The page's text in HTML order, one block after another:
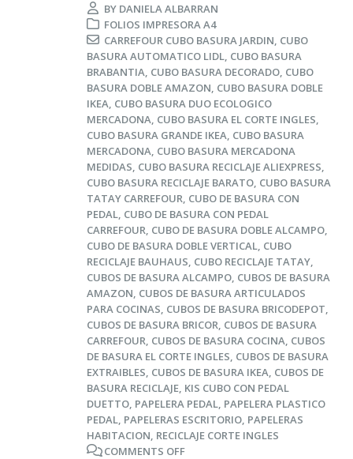
BY DANIELA ALBARRAN
FOLIOS IMPRESORA A4
CARREFOUR CUBO BASURA JARDIN, CUBO
BASURA AUTOMATICO LIDL, CUBO BASURA
BRABANTIA, CUBO BASURA DECORADO, CUBO
BASURA DOBLE AMAZON, CUBO BASURA DOBLE
IKEA, CUBO BASURA DUO ECOLOGICO
MERCADONA, CUBO BASURA EL CORTE INGLES,
CUBO BASURA GRANDE IKEA, CUBO BASURA
MERCADONA, CUBO BASURA MERCADONA
MEDIDAS, CUBO BASURA RECICLAJE ALIEXPRESS,
CUBO BASURA RECICLAJE BARATO, CUBO BASURA
TATAY CARREFOUR, CUBO DE BASURA CON
PEDAL, CUBO DE BASURA CON PEDAL
CARREFOUR, CUBO DE BASURA DOBLE ALCAMPO,
CUBO DE BASURA DOBLE VERTICAL, CUBO
RECICLAJE BAUHAUS, CUBO RECICLAJE TATAY,
CUBOS DE BASURA ALCAMPO, CUBOS DE BASURA
AMAZON, CUBOS DE BASURA ARTICULADOS
PARA COCINAS, CUBOS DE BASURA BRICODEPOT,
CUBOS DE BASURA BRICOR, CUBOS DE BASURA
CARREFOUR, CUBOS DE BASURA COCINA, CUBOS
DE BASURA EL CORTE INGLES, CUBOS DE BASURA
EXTRAIBLES, CUBOS DE BASURA IKEA, CUBOS DE
BASURA RECICLAJE, KIS CUBO CON PEDAL
DUETTO, PAPELERA PEDAL, PAPELERA PLASTICO
PEDAL, PAPELERAS ESCRITORIO, PAPELERAS
HABITACION, RECICLAJE CORTE INGLES
COMMENTS OFF
5 razones de peso por
las que merece la
pena reciclar
Claves para el
de los pies en
16 agosto, 2021
Ser más ecológica,
cosas que puedes
hacer para lograrlo
16 agosto, 2021